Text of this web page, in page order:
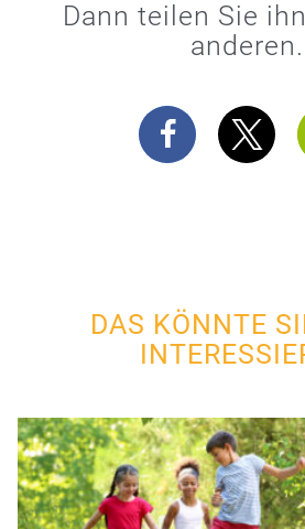
Dann teilen Sie
anderen.
DAS KÖNNTE